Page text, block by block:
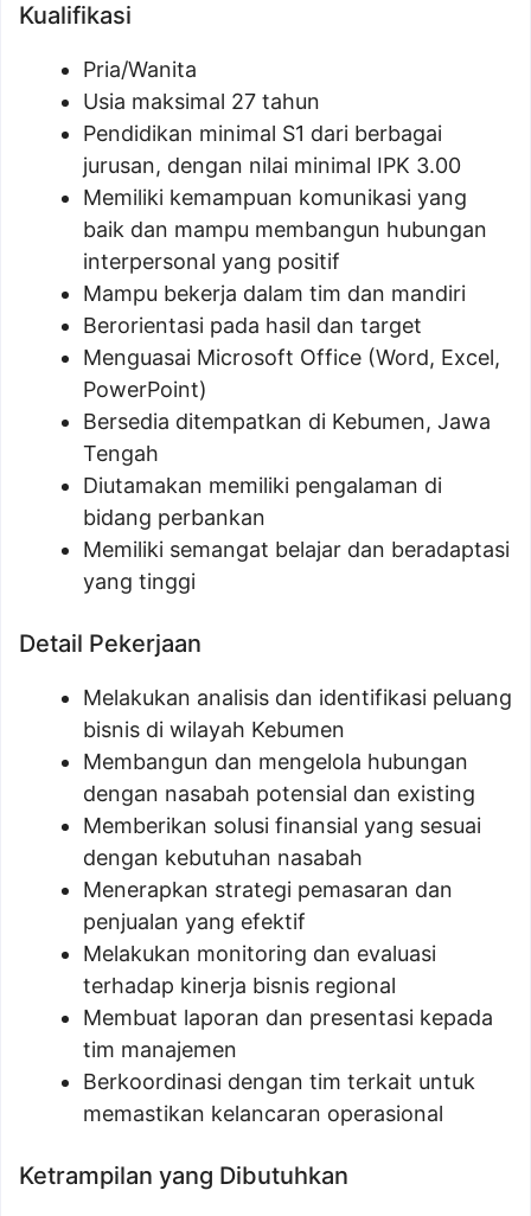
Kualifikasi
Pria/Wanita
Usia maksimal 27 tahun
Pendidikan minimal S1 dari berbagai
jurusan, dengan nilai minimal IPK 3.00
Memiliki kemampuan komunikasi yang
baik dan mampu membangun hubungan
interpersonal yang positif
Mampu bekerja dalam tim dan mandiri
Berorientasi pada hasil dan target
Menguasai Microsoft Office (Word, Excel,
PowerPoint)
Bersedia ditempatkan di Kebumen, Jawa
Tengah
Diutamakan memiliki pengalaman di
bidang perbankan
Memiliki semangat belajar dan beradaptasi
yang tinggi
Detail Pekerjaan
Melakukan analisis dan identifikasi peluang
bisnis di wilayah Kebumen
Membangun dan mengelola hubungan
dengan nasabah potensial dan existing
Memberikan solusi finansial yang sesuai
dengan kebutuhan nasabah
Menerapkan strategi pemasaran dan
penjualan yang efektif
Melakukan monitoring dan evaluasi
terhadap kinerja bisnis regional
Membuat laporan dan presentasi kepada
tim manajemen
Berkoordinasi dengan tim terkait untuk
memastikan kelancaran operasional
Ketrampilan yang Dibutuhkan